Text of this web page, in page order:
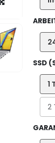
SSD
1
2